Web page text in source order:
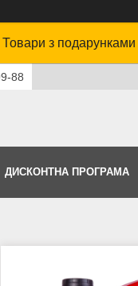
Товари з подарунками
88
ДИСКОНТНА ПРОГРАМА